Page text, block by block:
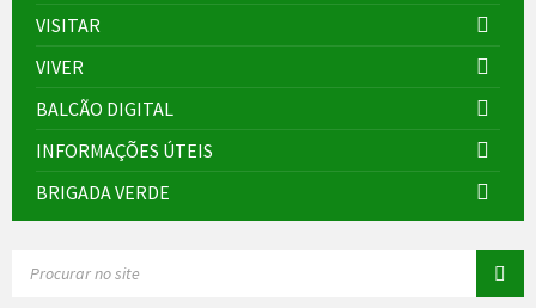
VISITAR
VIVER
BALCÃO DIGITAL
INFORMAÇÕES ÚTEIS
BRIGADA VERDE